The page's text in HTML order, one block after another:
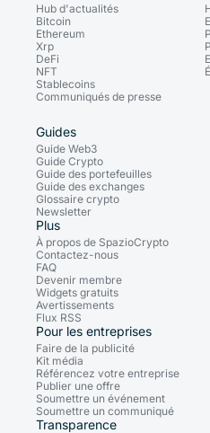
Hub d'actualités
Bitcoin
Ethereum
Xrp
DeFi
NFT
Stablecoins
Communiqués de presse
Guides
Guide Web3
Guide Crypto
Guide des portefeuilles
Guide des exchanges
Glossaire crypto
Newsletter
Plus
À propos de SpazioCrypto
Contactez-nous
FAQ
Devenir membre
Widgets gratuits
Avertissements
Flux RSS
Pour les entreprises
Faire de la publicité
Kit média
Référencez votre entreprise
Publier une offre
Soumettre un événement
Soumettre un communiqué
Transparence